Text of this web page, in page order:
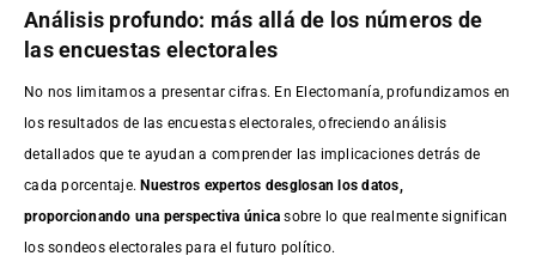
Análisis profundo: más allá de los números de
las encuestas electorales
No nos limitamos a presentar cifras. En Electomanía, profundizamos en
los resultados de las encuestas electorales, ofreciendo análisis
detallados que te ayudan a comprender las implicaciones detrás de
cada porcentaje.Nuestros expertos desglosan los datos,
proporcionando una perspectiva única sobre lo que realmente significan
los sondeos electorales para el futuro político.